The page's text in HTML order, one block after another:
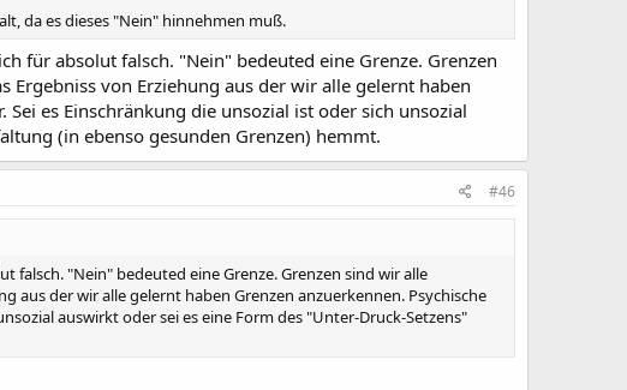
da es dieses "Nein" hinnehmen muß.
für absolut falsch. "Nein" bedeuted eine Grenze. Grenzen
von Erziehung aus der wir alle gelernt haben
es Einschränkung die unsozial ist oder sich unsozial
(in ebenso gesunden Grenzen) hemmt.
#46
falsch. "Nein" bedeuted eine Grenze. Grenzen sind wir alle
aus der wir alle gelernt haben Grenzen anzuerkennen. Psychische
auswirkt oder sei es eine Form des "Unter-Druck-Setzens"